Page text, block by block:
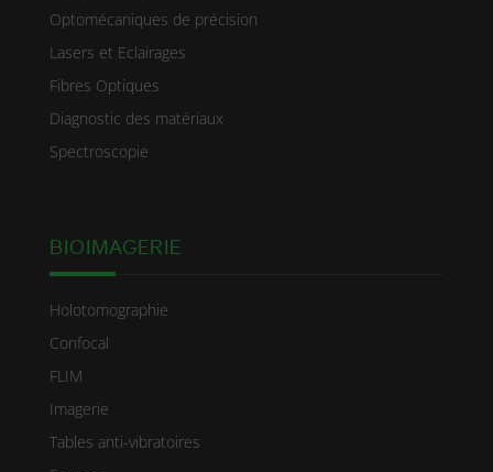
Optomécaniques de précision
Lasers et Eclairages
Fibres Optiques
Diagnostic des matériaux
Spectroscopie
BIOIMAGERIE
Holotomographie
Confocal
FLIM
Imagerie
Tables anti-vibratoires